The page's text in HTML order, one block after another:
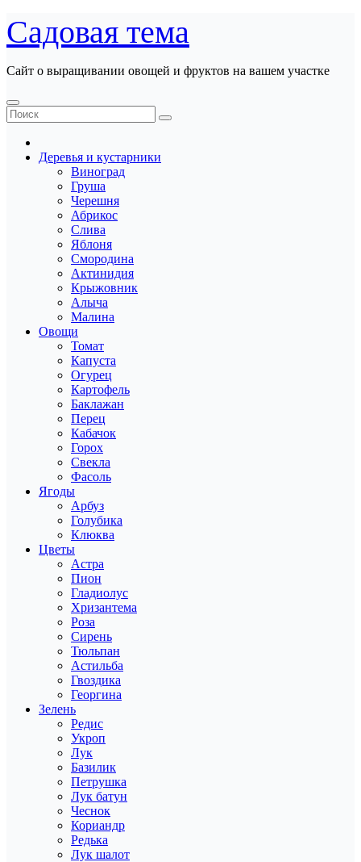
Перейти
к
содержанию
Садовая тема
Сайт о выращивании овощей и фруктов на вашем участке
Деревья и кустарники
Виноград
Груша
Черешня
Абрикос
Слива
Яблоня
Смородина
Актинидия
Крыжовник
Алыча
Малина
Овощи
Томат
Капуста
Огурец
Картофель
Баклажан
Перец
Кабачок
Горох
Свекла
Фасоль
Ягоды
Арбуз
Голубика
Клюква
Цветы
Астра
Пион
Гладиолус
Хризантема
Роза
Сирень
Тюльпан
Астильба
Гвоздика
Георгина
Зелень
Редис
Укроп
Лук
Базилик
Петрушка
Лук батун
Чеснок
Кориандр
Редька
Лук шалот